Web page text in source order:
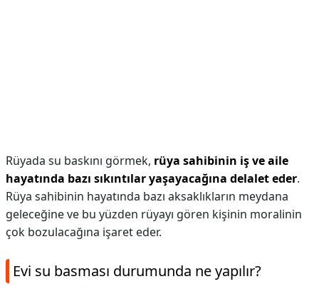
Rüyada su baskını görmek, rüya sahibinin iş ve aile
hayatında bazı sıkıntılar yaşayacağına delalet eder.
Rüya sahibinin hayatında bazı aksaklıkların meydana
geleceğine ve bu yüzden rüyayı gören kişinin moralinin
çok bozulacağına işaret eder.
Evi su basması durumunda ne yapılır?